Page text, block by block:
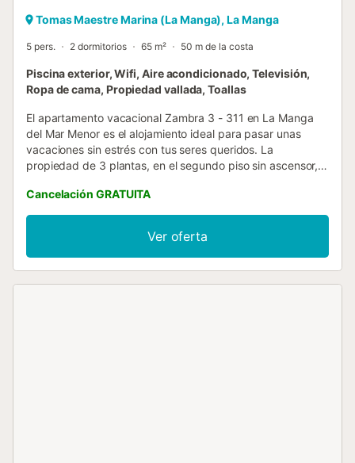
Tomas Maestre Marina (La Manga), La Manga
5 pers. 2 dormitorios 65 m² 50 m de la costa
Piscina exterior, Wifi, Aire acondicionado, Televisión,
Ropa de cama, Propiedad vallada, Toallas
El apartamento vacacional Zambra 3 - 311 en La Manga
del Mar Menor es el alojamiento ideal para pasar unas
vacaciones sin estrés con tus seres queridos. La
propiedad de 3 plantas, en el segundo piso sin ascensor,
baño, por lo que puede alojar a 5 personas. Los servicios
adicionales incluyen Wi-Fi, televisión, aire acondicionado y
lavadora. Este alojamiento cuenta con una zona exterior
privada con terraza cubierta y balcón. Este alquiler de
vacaciones cuenta con una refrescante piscina
Cancelación GRATUITA
Ver oferta